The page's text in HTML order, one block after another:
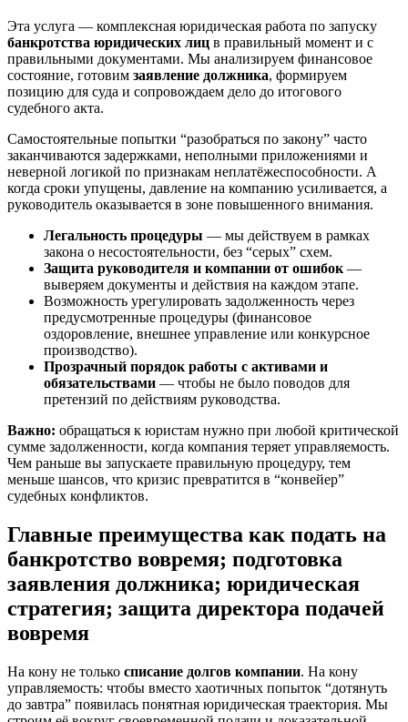
Эта услуга — комплексная юридическая работа по запуску
банкротства юридических лиц в правильный момент и с
правильными документами. Мы анализируем финансовое
состояние, готовим заявление должника, формируем
позицию для суда и сопровождаем дело до итогового
судебного акта.
Самостоятельные попытки “разобраться по закону” часто
заканчиваются задержками, неполными приложениями и
неверной логикой по признакам неплатёжеспособности. А
когда сроки упущены, давление на компанию усиливается, а
руководитель оказывается в зоне повышенного внимания.
Легальность процедуры — мы действуем в рамках
закона о несостоятельности, без “серых” схем.
Защита руководителя и компании от ошибок —
выверяем документы и действия на каждом этапе.
Возможность урегулировать задолженность через
предусмотренные процедуры (финансовое
оздоровление, внешнее управление или конкурсное
производство).
Прозрачный порядок работы с активами и
обязательствами — чтобы не было поводов для
претензий по действиям руководства.
Важно: обращаться к юристам нужно при любой критической
сумме задолженности, когда компания теряет управляемость.
Чем раньше вы запускаете правильную процедуру, тем
меньше шансов, что кризис превратится в “конвейер”
судебных конфликтов.
Главные преимущества как подать на
банкротство вовремя; подготовка
заявления должника; юридическая
стратегия; защита директора подачей
вовремя
На кону не только списание долгов компании. На кону
управляемость: чтобы вместо хаотичных попыток “дотянуть
до завтра” появилась понятная юридическая траектория. Мы